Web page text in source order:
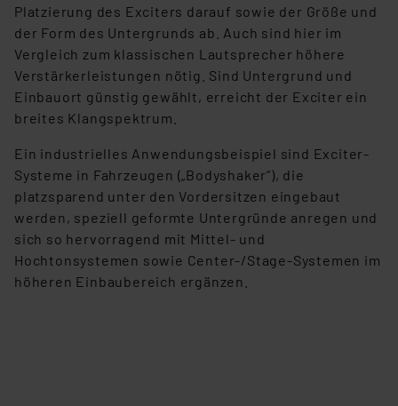
Platzierung des Exciters darauf sowie der Größe und
der Form des Untergrunds ab. Auch sind hier im
Vergleich zum klassischen Lautsprecher höhere
Verstärkerleistungen nötig. Sind Untergrund und
Einbauort günstig gewählt, erreicht der Exciter ein
breites Klangspektrum.
Ein industrielles Anwendungsbeispiel sind Exciter-
Systeme in Fahrzeugen („Bodyshaker”), die
platzsparend unter den Vordersitzen eingebaut
werden, speziell geformte Untergründe anregen und
sich so hervorragend mit Mittel- und
Hochtonsystemen sowie Center-/Stage-Systemen im
höheren Einbaubereich ergänzen.